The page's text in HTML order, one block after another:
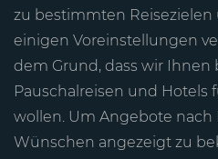
zu bestimmten
einigen Voreinstellungen
dem Grund, dass wir Ihnen
Pauschalreisen und Hotels
wollen. Um Angebote nach
Wünschen angezeigt zu